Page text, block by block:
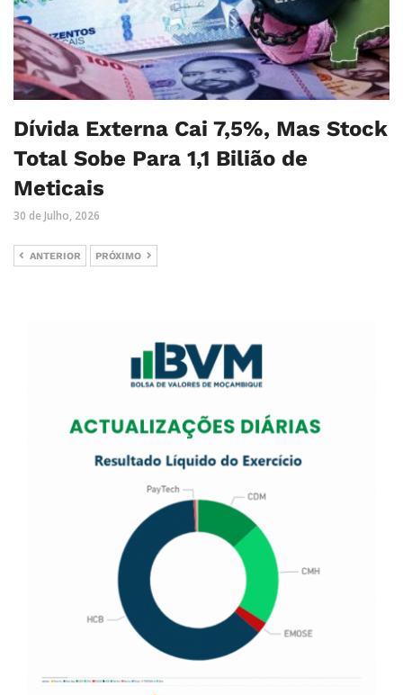
Dívida Externa Cai 7,5%, Mas Stock
Total Sobe Para 1,1 Bilião de
Meticais
30 de Julho, 2026
ANTERIOR PRÓXIMO